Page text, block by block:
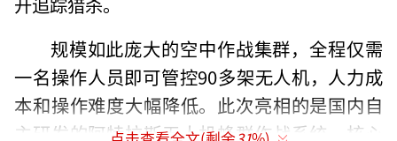
规模如此庞大的空中作战集群，全程仅需
一名操作人员即可管控90多架无人机，人力成
本和操作难度大幅降低。此次亮相的是国内自
主研发的阿特拉斯无人机蜂群作战系统，核心